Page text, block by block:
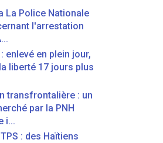
La Police Nationale
l'arrestation
enlevé en plein jour,
liberté 17 jours plus
transfrontalière : un
par la PNH
i...
: des Haïtiens